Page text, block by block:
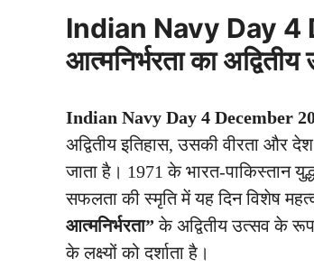
Indian Navy Day
आत्मनिर्भरता का
Indian Navy Day 4 December
अद्वितीय इतिहास, उसकी वीरता और
जाता है। 1971 के भारत-पाकिस्तान
सफलता की स्मृति में यह दिन विशेष
आत्मनिर्भरता” के अद्वितीय उत्सव के रूप
के लक्ष्यों को दर्शाता है।